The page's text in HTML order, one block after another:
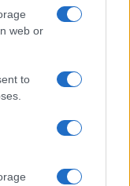
web or
to